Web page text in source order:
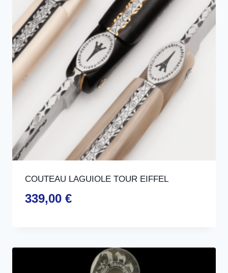
COUTEAU LAGUIOLE TOUR EIFFEL
339,00 €